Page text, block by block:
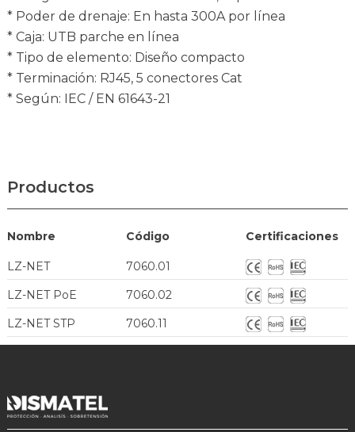
* Poder de drenaje: En hasta 300A por línea
* Caja: UTB parche en línea
* Tipo de elemento: Diseño compacto
* Terminación: RJ45, 5 conectores Cat
* Según: IEC / EN 61643-21
Productos
Nombre Código Certificaciones
LZ-NET
7060.01
LZ-NET PoE
7060.02
LZ-NET STP
7060.11